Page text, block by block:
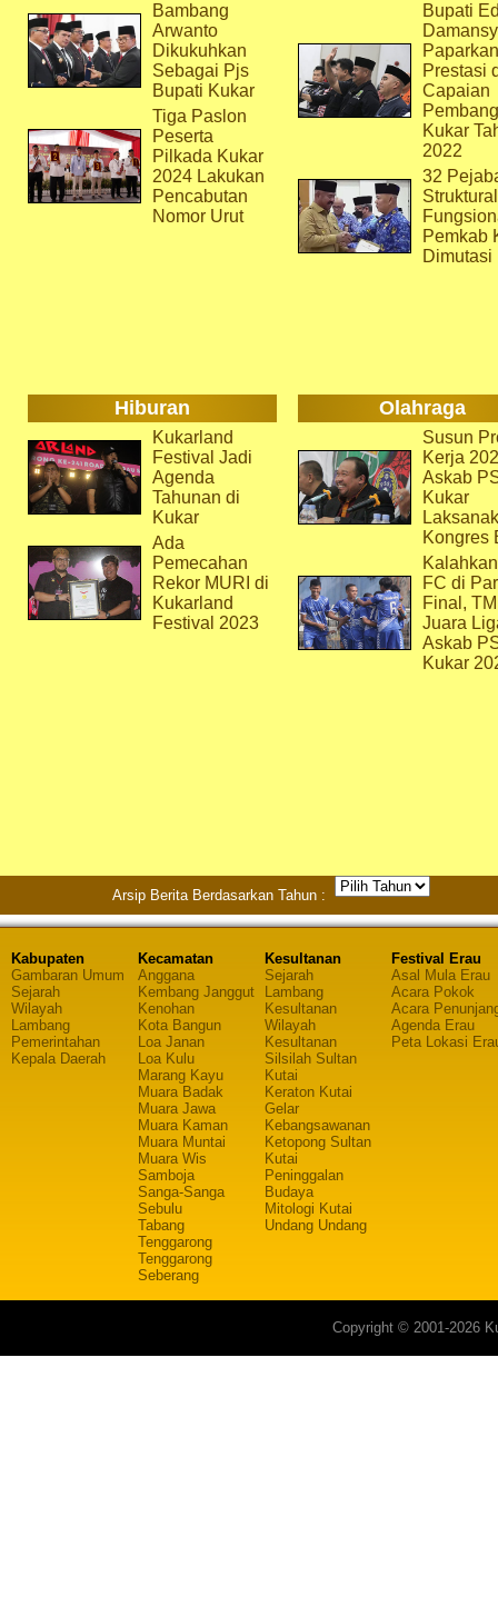
Bambang
Arwanto
Dikukuhkan
Sebagai Pjs
Bupati Kukar
Tiga Paslon
Peserta
Pilkada Kukar
2024 Lakukan
Pencabutan
Nomor Urut
Bupati
Paparkan
Prestasi
Capaian
Kukar
2022
32
Pemkab
Dimutasi
Hiburan Olahraga
Kukarland
Festival Jadi
Agenda
Tahunan di
Kukar
Ada
Pemecahan
Rekor MURI di
Kukarland
Festival 2023
Susun
Kerja
Askab
Kukar
Kongres
FC di
Final,
Juara
Askab
Kukar
Arsip Berita Berdasarkan Tahun :
Kabupaten
Gambaran Umum
Sejarah
Wilayah
Lambang
Pemerintahan
Kepala Daerah
Kecamatan
Anggana
Kembang Janggut
Kenohan
Kota Bangun
Loa Janan
Loa Kulu
Marang Kayu
Muara Badak
Muara Jawa
Muara Kaman
Muara Muntai
Muara Wis
Samboja
Sanga-Sanga
Sebulu
Tabang
Tenggarong
Tenggarong
Seberang
Kesultanan
Sejarah
Lambang
Kesultanan
Wilayah
Kesultanan
Silsilah Sultan
Kutai
Keraton Kutai
Gelar
Kebangsawanan
Ketopong Sultan
Kutai
Peninggalan
Budaya
Mitologi Kutai
Undang Undang
Festival Erau
Asal Mula Erau
Acara Pokok
Acara
Agenda Erau
Peta Lokasi
Copyright © 2001-2026